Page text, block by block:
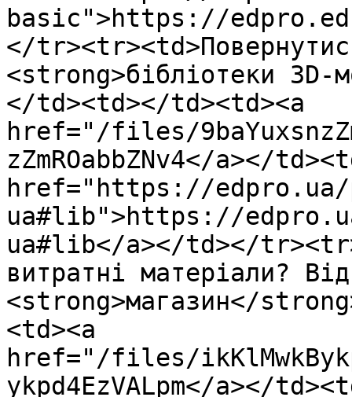
basic">https://
</
<strong>бібліотеки
</td><td></td><td><a
href="/files/
zZmROabbZNv4</a></
href="https://
ua#lib">https://
ua#lib</a></td></
витратні матеріали?
<strong>магазин</
<td><a
href="/files/
ykpd4EzVALpm</a></